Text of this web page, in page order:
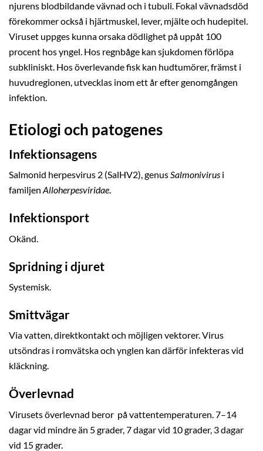
njurens blodbildande vävnad och i tubuli. Fokal vävnadsdöd
förekommer också i hjärtmuskel, lever, mjälte och hudepitel.
Viruset uppges kunna orsaka dödlighet på uppåt 100
procent hos yngel. Hos regnbåge kan sjukdomen förlöpa
subkliniskt. Hos överlevande fisk kan hudtumörer, främst i
huvudregionen, utvecklas inom ett år efter genomgången
infektion.
Etiologi och patogenes
Infektionsagens
Salmonid herpesvirus 2 (SalHV2), genusSalmonivirus i
familjen Alloherpesviridae.
Infektionsport
Okänd.
Spridning i djuret
Systemisk.
Smittvägar
Via vatten, direktkontakt och möjligen vektorer. Virus
utsöndras i romvätska och ynglen kan därför infekteras vid
kläckning.
Överlevnad
Virusets överlevnad beror på vattentemperaturen. 7–14
dagar vid mindre än 5 grader, 7 dagar vid 10 grader, 3 dagar
vid 15 grader.